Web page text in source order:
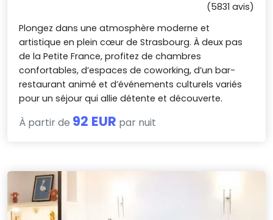
(5831 avis)
Plongez dans une atmosphère moderne et
artistique en plein cœur de Strasbourg. À deux pas
de la Petite France, profitez de chambres
confortables, d’espaces de coworking, d’un bar-
restaurant animé et d’événements culturels variés
pour un séjour qui allie détente et découverte.
À partir de 92 EUR par nuit